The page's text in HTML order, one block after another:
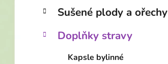
n
n
í
i
Sušené plody a ořechy
Doplňky stravy
Kapsle bylinné